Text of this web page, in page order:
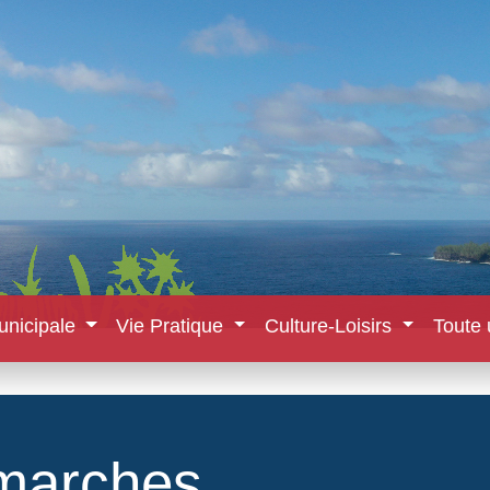
Vie Pratique Culture-Loisirs Toute